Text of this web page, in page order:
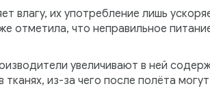
влагу, их употребление лишь
отметила, что неправильное
увеличивают в ней
из-за чего после полёта